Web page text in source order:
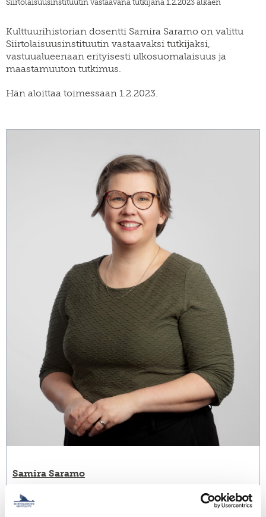
muuttoliike
finnish
yearbook
of
population
kiertävä
meillä
apurahat
meille
SWE
Siirtolaisuusinstituutin vastaavana tutkijana 1.2.2023 alkaen
Kulttuurihistorian dosentti Samira Saramo on valittu
Siirtolaisuusinstituutin vastaavaksi tutkijaksi,
vastuualueenaan erityisesti ulkosuomalaisuus ja
maastamuuton tutkimus.
Hän aloittaa toimessaan 1.2.2023.
Samira Saramo
Tutkimusjohtajan sijainen, Vastaava tutkija